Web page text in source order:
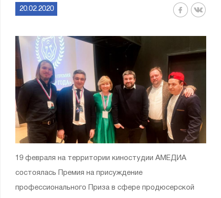
20.02.2020
19 февраля на территории киностудии АМЕДИА
состоялась Премия на присуждение
профессионального Приза в сфере продюсерской